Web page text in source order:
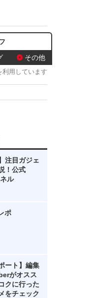
その他
用しています
注目ガジェ
！公式
ル
ポ
ート】編集
がオスス
クに行った
をチェック